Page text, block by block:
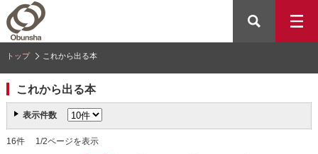
トップ これから出る本
これから出る本
表示件数
16件 1/2ページを表示